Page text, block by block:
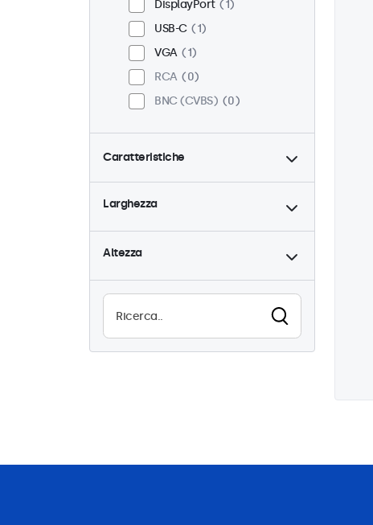
DisplayPort
1
USB-C
1
VGA
1
RCA
0
BNC (CVBS)
0
Caratteristiche
4:3 / 5:4
1
9-36 Volt
Dimmerabile
1
Leggibile alla luce del sole
0
Resistente all'acqua (IP65)
1
Larghezza
Altezza